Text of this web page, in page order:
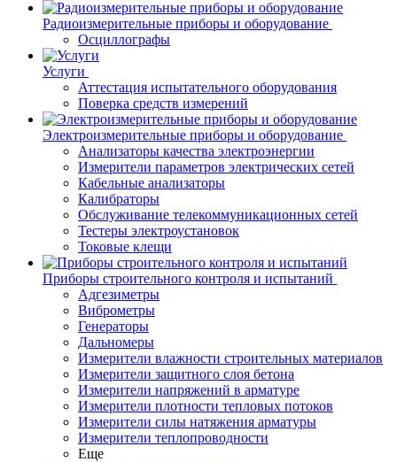
Радиоизмерительные приборы и оборудование
Осциллографы
Услуги
Аттестация испытательного оборудования
Поверка средств измерений
Электроизмерительные приборы и оборудование
Анализаторы качества электроэнергии
Измерители параметров электрических сетей
Кабельные анализаторы
Калибраторы
Обслуживание телекоммуникационных сетей
Тестеры электроустановок
Токовые клещи
Приборы строительного контроля и испытаний
Адгезиметры
Виброметры
Генераторы
Дальномеры
Измерители влажности строительных материалов
Измерители защитного слоя бетона
Измерители напряжений в арматуре
Измерители плотности тепловых потоков
Измерители силы натяжения арматуры
Измерители теплопроводности
Еще